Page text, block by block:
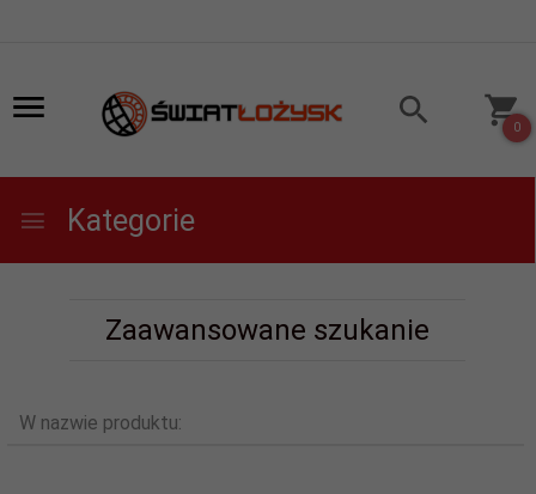
0
Kategorie
Zaawansowane szukanie
W nazwie produktu: